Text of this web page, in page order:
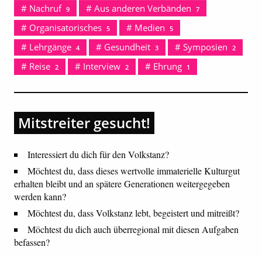
Nachruf 9 Aus anderen Verbänden 7
Organisatorisches 5 Medien 5
Lehrgänge 4 Gesundheit 3 Symposien 2
Reise 2 Interview 2 Ehrung 1
Mitstreiter gesucht!
Interessiert du dich für den Volkstanz?
Möchtest du, dass dieses wertvolle immaterielle Kulturgut
erhalten bleibt und an spätere Generationen weitergegeben
werden kann?
Möchtest du, dass Volkstanz lebt, begeistert und mitreißt?
Möchtest du dich auch überregional mit diesen Aufgaben
befassen?